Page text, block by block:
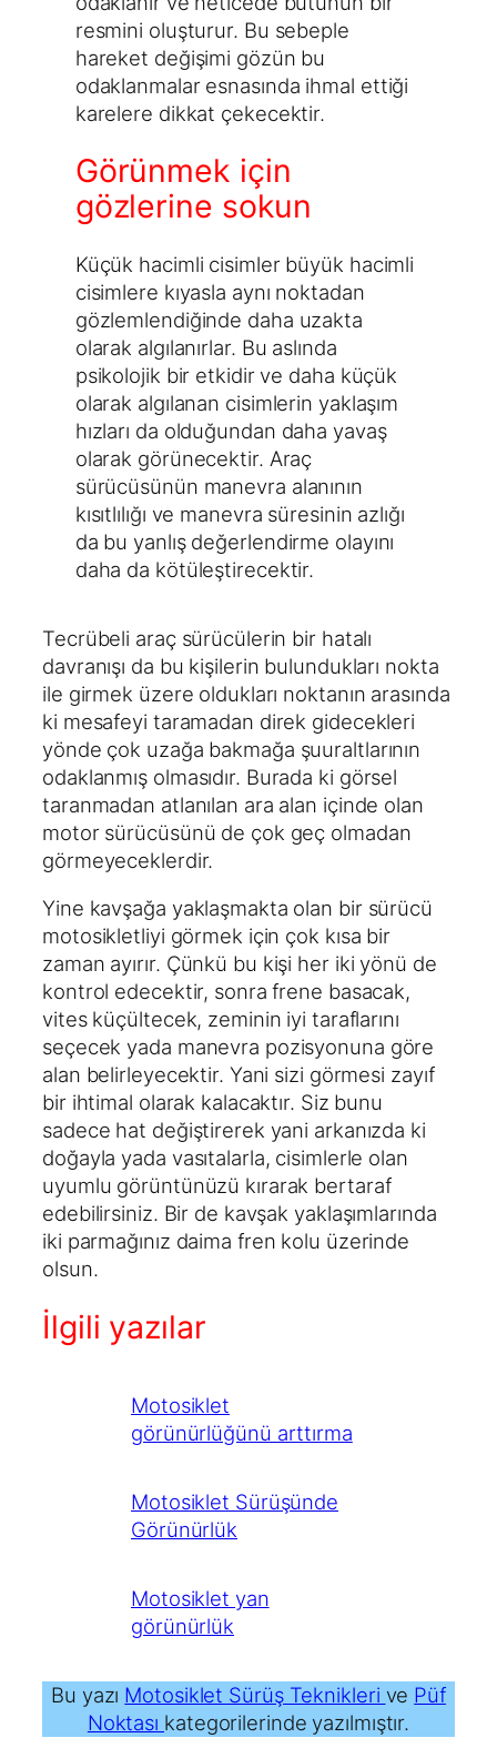
resmini oluşturur. Bu sebeple
hareket değişimi gözün bu
odaklanmalar esnasında ihmal ettiği
karelere dikkat çekecektir.
Görünmek için
gözlerine sokun
Küçük hacimli cisimler büyük hacimli
cisimlere kıyasla aynı noktadan
gözlemlendiğinde daha uzakta
olarak algılanırlar. Bu aslında
psikolojik bir etkidir ve daha küçük
olarak algılanan cisimlerin yaklaşım
hızları da olduğundan daha yavaş
olarak görünecektir. Araç
sürücüsünün manevra alanının
kısıtlılığı ve manevra süresinin azlığı
da bu yanlış değerlendirme olayını
daha da kötüleştirecektir.
Tecrübeli araç sürücülerin bir hatalı
davranışı da bu kişilerin bulundukları nokta
ile girmek üzere oldukları noktanın arasında
ki mesafeyi taramadan direk gidecekleri
yönde çok uzağa bakmağa şuuraltlarının
odaklanmış olmasıdır. Burada ki görsel
taranmadan atlanılan ara alan içinde olan
motor sürücüsünü de çok geç olmadan
görmeyeceklerdir.
Yine kavşağa yaklaşmakta olan bir sürücü
motosikletliyi görmek için çok kısa bir
zaman ayırır. Çünkü bu kişi her iki yönü de
kontrol edecektir, sonra frene basacak,
vites küçültecek, zeminin iyi taraflarını
seçecek yada manevra pozisyonuna göre
alan belirleyecektir. Yani sizi görmesi zayıf
bir ihtimal olarak kalacaktır. Siz bunu
sadece hat değiştirerek yani arkanızda ki
doğayla yada vasıtalarla, cisimlerle olan
uyumlu görüntünüzü kırarak bertaraf
edebilirsiniz. Bir de kavşak yaklaşımlarında
iki parmağınız daima fren kolu üzerinde
olsun.
İlgili yazılar
Motosiklet
görünürlüğünü arttırma
Motosiklet Sürüşünde
Görünürlük
Motosiklet yan
görünürlük
Bu yazı Motosiklet Sürüş Teknikleri ve Püf
Noktası kategorilerinde yazılmıştır.